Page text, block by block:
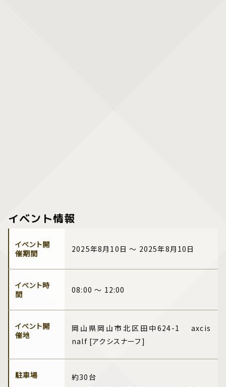
イベント情報
イベント開
催期間
2025年8月10日 ～ 2025年8月10日
イベント時
間
08:00 ～ 12:00
イベント開
催地
岡山県岡山市北区田中624-1 axcis
nalf [アクシスナーフ]
駐車場
約30台